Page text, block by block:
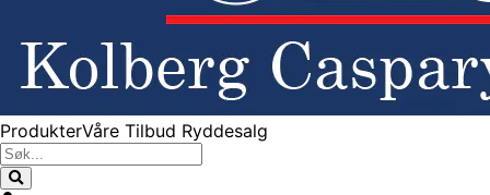
ProdukterVåre Tilbud Ryddesalg